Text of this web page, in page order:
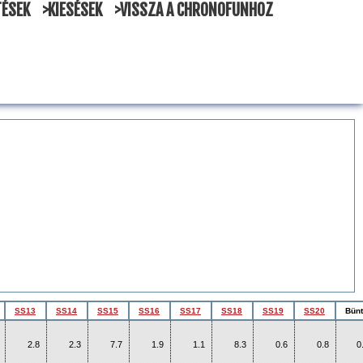
>KIESÉSEK >VISSZA A CHRONOFUNHOZ
SS13 SS14 SS15 SS16 SS17 SS18 SS19 SS20
2.8 2.3 7.7 1.9 1.1 8.3 0.6 0.8